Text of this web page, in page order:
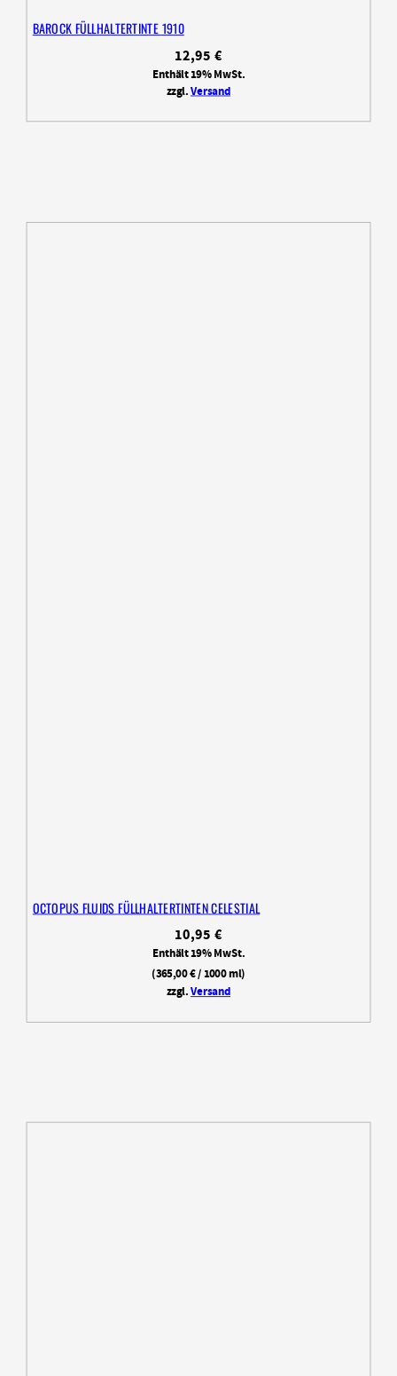
BAROCK FÜLLHALTERTINTE 1910
12,95 €
Enthält 19% MwSt.
zzgl.Versand
OCTOPUS FLUIDS FÜLLHALTERTINTEN CELESTIAL
10,95 €
Enthält 19% MwSt.
(365,00€/ 1000 ml)
zzgl.Versand